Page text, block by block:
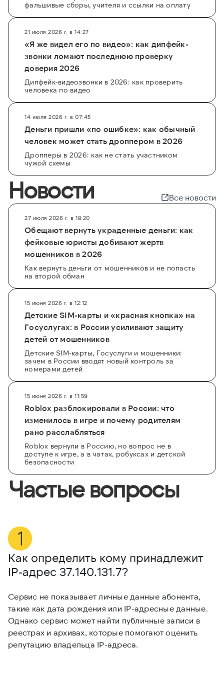
фальшивые сборы, учителя и ссылки на оплату
21 июля 2026 г. в 14:27
«Я же видел его по видео»: как дипфейк-
звонки ломают последнюю проверку
доверия 2026
Дипфейк-видеозвонки в 2026: как проверить
человека по видео
14 июля 2026 г. в 07:45
Деньги пришли «по ошибке»: как обычный
человек может стать дроппером в 2026
Дропперы в 2026: как не стать участником
чужой схемы
Новости Все новости
27 июля 2026 г. в 18:20
Обещают вернуть украденные деньги: как
фейковые юристы добивают жертв
мошенников в 2026
Как вернуть деньги от мошенников и не попасть
на второй обман
15 июня 2026 г. в 12:12
Детские SIM-карты и «красная кнопка» на
Госуслугах: в России усиливают защиту
детей от мошенников
Детские SIM-карты, Госуслуги и мошенники:
зачем в России вводят новый контроль за
номерами детей
15 июня 2026 г. в 11:59
Roblox разблокировали в России: что
изменилось в игре и почему родителям
рано расслабляться
Roblox вернули в Россию, но вопрос не в
доступе к игре, а в чатах, робуксах и детской
безопасности
Частые вопросы
Как определить кому принадлежит
IP-адрес 37.140.131.7?
Сервис не показывает личные данные абонента,
такие как дата рождения или IP-адресные данные.
Однако сервис может найти публичные записи в
реестрах и архивах, которые помогают оценить
репутацию владельца IP-адреса.